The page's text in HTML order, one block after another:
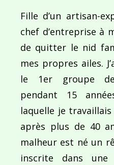
Fille d’un artisan-
chef d’entreprise à
de quitter le nid
mes propres ailes.
le 1er groupe
pendant 15
laquelle je
après plus de 40
malheur est né un
inscrite dans